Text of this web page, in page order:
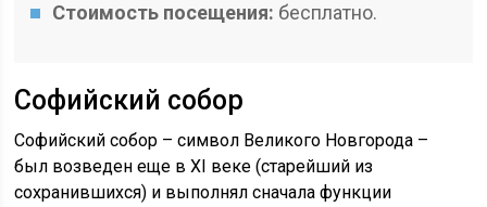
Стоимость посещения: бесплатно.
Софийский собор
Софийский собор – символ Великого Новгорода –
был возведен еще в XI веке (старейший из
сохранившихся) и выполнял сначала функции